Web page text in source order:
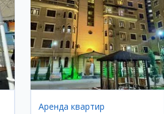
Аренда квартир